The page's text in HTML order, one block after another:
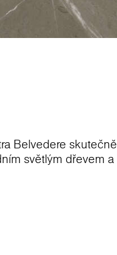
Belvedere skutečně
světlým dřevem a